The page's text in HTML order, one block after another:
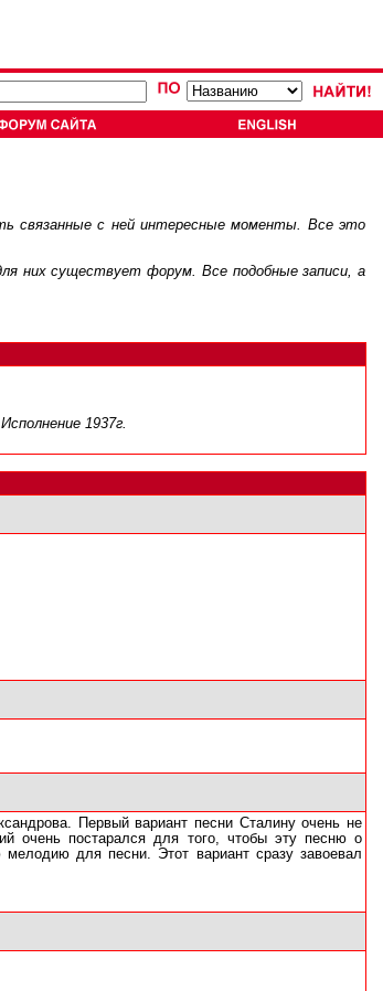
связанные с ней интересные моменты. Все это
них существует форум. Все подобные записи, а
1937г.
Первый вариант песни Сталину очень не
очень постарался для того, чтобы эту песню о
для песни. Этот вариант сразу завоевал